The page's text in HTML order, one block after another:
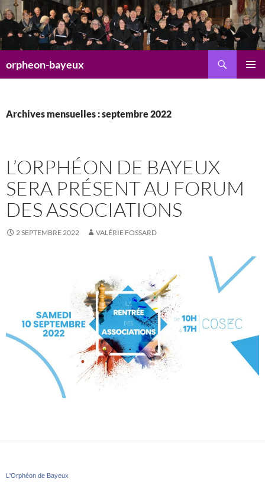
Aller
au
contenu
orpheon-bayeux
Archives mensuelles : septembre 2022
L’ORPHÉON DE BAYEUX
SERA PRÉSENT AU FORUM
DES ASSOCIATIONS
2 SEPTEMBRE 2022 VALÉRIE FOSSARD
L'Orphéon de Bayeux